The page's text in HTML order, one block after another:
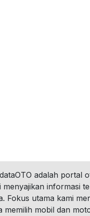
adalah portal
menyajikan informasi
Fokus utama kami
memilih mobil dan